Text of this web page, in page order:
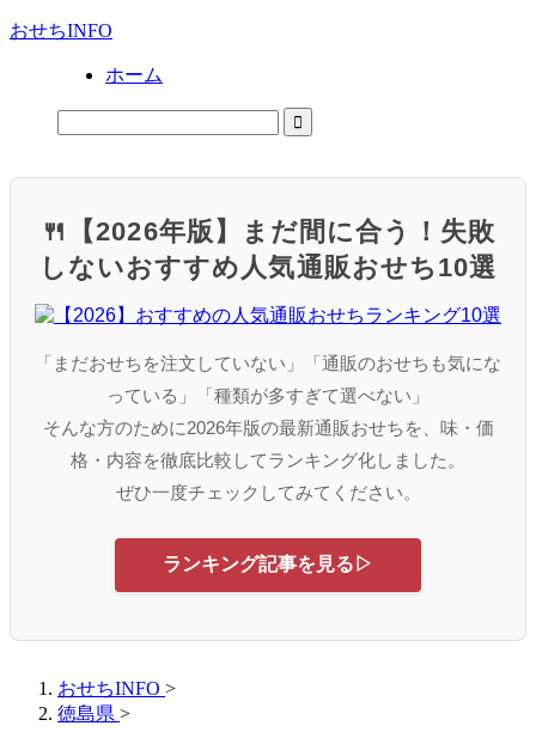
おせちINFO
ホーム
🍴【2026年版】まだ間に合う！失敗
しないおすすめ人気通販おせち10選
「まだおせちを注文していない」「通販のおせちも気にな
っている」「種類が多すぎて選べない」
そんな方のために2026年版の最新通販おせちを、味・価
格・内容を徹底比較してランキング化しました。
ぜひ一度チェックしてみてください。
ランキング記事を見る▷
おせちINFO >
徳島県 >